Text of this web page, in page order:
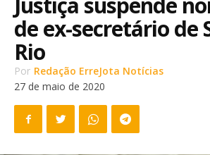
de ex-secretário de
Rio
Por Redação ErreJota Notícias
27 de maio de 2020